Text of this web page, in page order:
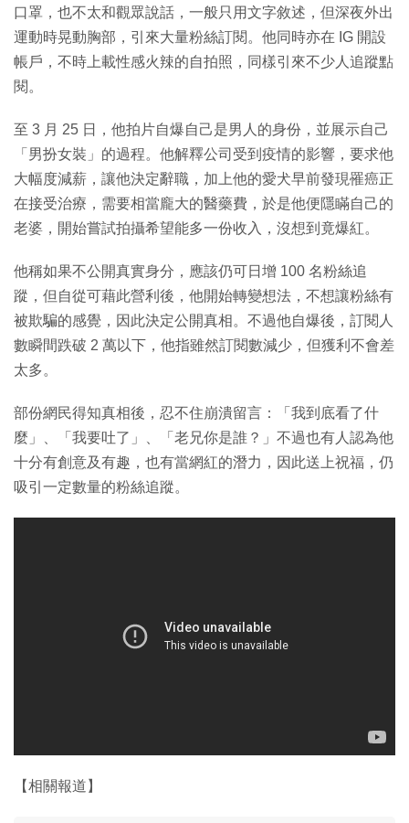
口罩，也不太和觀眾說話，一般只用文字敘述，但深夜外出
運動時晃動胸部，引來大量粉絲訂閱。他同時亦在 IG 開設
帳戶，不時上載性感火辣的自拍照，同樣引來不少人追蹤點
閱。
至 3 月 25 日，他拍片自爆自己是男人的身份，並展示自己
「男扮女裝」的過程。他解釋公司受到疫情的影響，要求他
大幅度減薪，讓他決定辭職，加上他的愛犬早前發現罹癌正
在接受治療，需要相當龐大的醫藥費，於是他便隱瞞自己的
老婆，開始嘗試拍攝希望能多一份收入，沒想到竟爆紅。
他稱如果不公開真實身分，應該仍可日增 100 名粉絲追
蹤，但自從可藉此營利後，他開始轉變想法，不想讓粉絲有
被欺騙的感覺，因此決定公開真相。不過他自爆後，訂閱人
數瞬間跌破 2 萬以下，他指雖然訂閱數減少，但獲利不會差
太多。
部份網民得知真相後，忍不住崩潰留言：「我到底看了什
麼」、「我要吐了」、「老兄你是誰？」不過也有人認為他
十分有創意及有趣，也有當網紅的潛力，因此送上祝福，仍
吸引一定數量的粉絲追蹤。
【相關報道】